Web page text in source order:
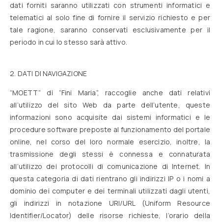
dati forniti saranno utilizzati con strumenti informatici e
telematici al solo fine di fornire il servizio richiesto e per
tale ragione, saranno conservati esclusivamente per il
periodo in cui lo stesso sarà attivo.
2. DATI DI NAVIGAZIONE
“MOETT” di “Fini Maria”, raccoglie anche dati relativi
all’utilizzo del sito Web da parte dell’utente, queste
informazioni sono acquisite dai sistemi informatici e le
procedure software preposte al funzionamento del portale
online, nel corso del loro normale esercizio, inoltre, la
trasmissione degli stessi è connessa e connaturata
all’utilizzo dei protocolli di comunicazione di Internet. In
questa categoria di dati rientrano gli indirizzi IP o i nomi a
dominio dei computer e dei terminali utilizzati dagli utenti,
gli indirizzi in notazione URI/URL (Uniform Resource
Identifier/Locator) delle risorse richieste, l’orario della